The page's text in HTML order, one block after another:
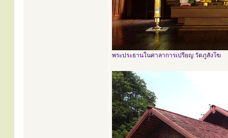
พระประธานในศาลาการเปรียญ วัดภูสังโฆ